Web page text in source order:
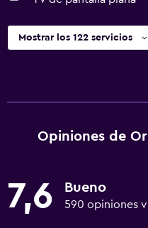
Mostrar los 122 servicios
Opiniones de
7,6 Bueno
590 opiniones